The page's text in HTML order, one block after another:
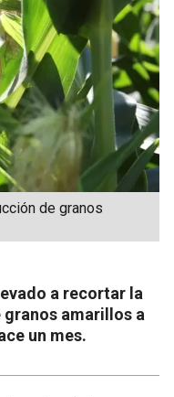
de granos
a recortar la
amarillos a
un mes.